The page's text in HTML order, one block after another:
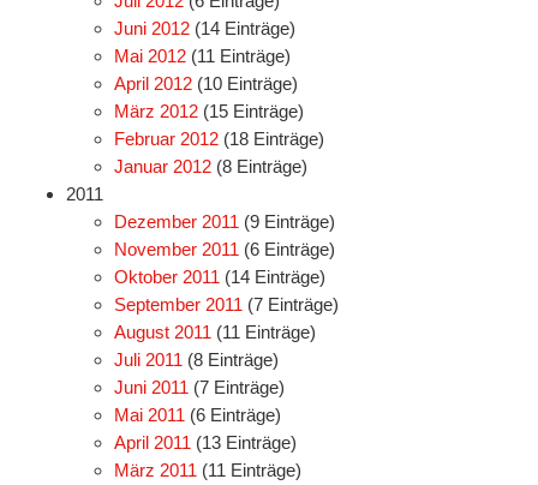
Juni 2012 (14 Einträge)
Mai 2012 (11 Einträge)
April 2012 (10 Einträge)
März 2012 (15 Einträge)
Februar 2012 (18 Einträge)
Januar 2012 (8 Einträge)
2011
Dezember 2011 (9 Einträge)
November 2011 (6 Einträge)
Oktober 2011 (14 Einträge)
September 2011 (7 Einträge)
August 2011 (11 Einträge)
Juli 2011 (8 Einträge)
Juni 2011 (7 Einträge)
Mai 2011 (6 Einträge)
April 2011 (13 Einträge)
März 2011 (11 Einträge)